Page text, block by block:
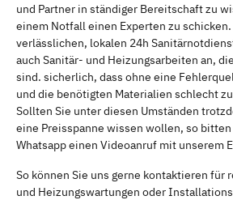
und Partner in ständiger Bereitschaft zu
einem Notfall einen Experten zu
verlässlichen, lokalen 24h
auch Sanitär- und Heizungsarbeiten an,
sind. sicherlich, dass ohne eine
und die benötigten Materialien schlecht
Sollten Sie unter diesen Umständen
eine Preisspanne wissen wollen, so
Whatsapp einen Videoanruf mit unserem
So können Sie uns gerne kontaktieren für
und Heizungswartungen oder